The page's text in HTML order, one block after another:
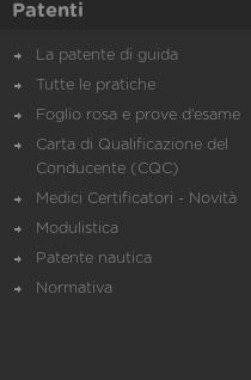
Patenti
La patente di guida
Tutte le pratiche
Foglio rosa e prove d’esame
Carta di Qualificazione del
Conducente (CQC)
Medici Certificatori - Novità
Modulistica
Patente nautica
Normativa